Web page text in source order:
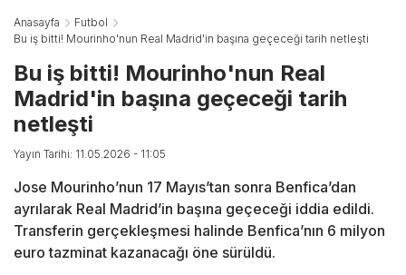
Anasayfa
Futbol
Bu iş bitti! Mourinho'nun Real Madrid'in başına geçeceği tarih netleşti
Bu iş bitti! Mourinho'nun Real
Madrid'in başına geçeceği tarih
netleşti
Yayın Tarihi: 11.05.2026 - 11:05
Jose Mourinho’nun 17 Mayıs’tan sonra Benfica’dan
ayrılarak Real Madrid’in başına geçeceği iddia edildi.
Transferin gerçekleşmesi halinde Benfica’nın 6 milyon
euro tazminat kazanacağı öne sürüldü.